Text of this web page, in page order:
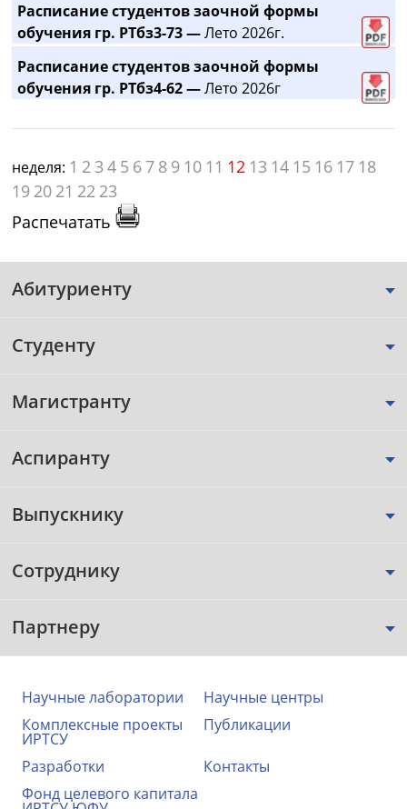
Расписание студентов заочной формы
обучения гр. РТбз3-73 —Лето 2026г.
Расписание студентов заочной формы
обучения гр. РТбз4-62 —Лето 2026г
неделя: 1 2 3 4 5 6 7 8 9 10 11 12 13 14 15 16 17 18
19 20 21 22 23
Распечатать
Абитуриенту
Студенту
Магистранту
Аспиранту
Выпускнику
Сотруднику
Партнеру
Научные лаборатории
Научные центры
Комплексные проекты
ИРТСУ
Публикации
Разработки
Контакты
Фонд целевого капитала